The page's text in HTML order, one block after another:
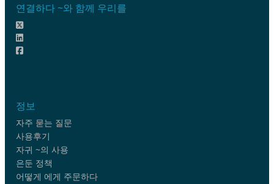
연결하다 ~와 함께 우리를
정보
자주 묻는 질문
사용후기
자귀 ~의 사용
은둔 정책
어떻게 에게 주문하다